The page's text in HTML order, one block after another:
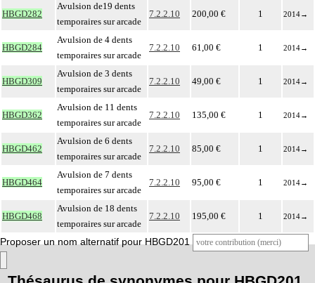
HBGD282
Avulsion de19 dents
temporaires sur arcade
7.2.2.10 200,00 € 1 2014→
HBGD284
Avulsion de 4 dents
temporaires sur arcade
7.2.2.10 61,00 € 1 2014→
HBGD309
Avulsion de 3 dents
temporaires sur arcade
7.2.2.10 49,00 € 1 2014→
HBGD362
Avulsion de 11 dents
temporaires sur arcade
7.2.2.10 135,00 € 1 2014→
HBGD462
Avulsion de 6 dents
temporaires sur arcade
7.2.2.10 85,00 € 1 2014→
HBGD464
Avulsion de 7 dents
temporaires sur arcade
7.2.2.10 95,00 € 1 2014→
HBGD468
Avulsion de 18 dents
temporaires sur arcade
7.2.2.10 195,00 € 1 2014→
Proposer un nom alternatif pour HBGD201